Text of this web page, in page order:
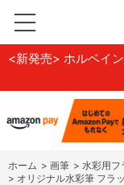
<新発売> ホルベイ
ホーム > 画筆 > 水彩用フ
> オリジナル水彩筆 フラ